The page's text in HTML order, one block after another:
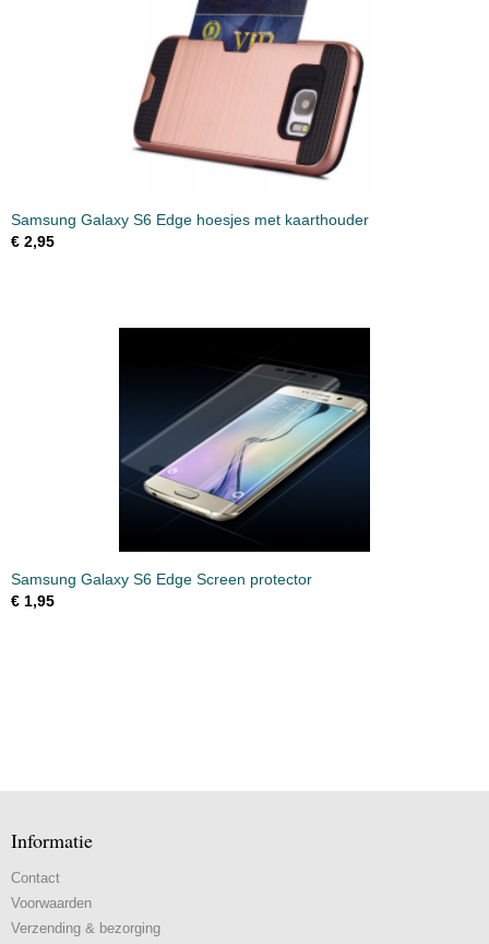
Samsung Galaxy S6 Edge hoesjes met kaarthouder
€ 2,95
Samsung Galaxy S6 Edge Screen protector
€ 1,95
Informatie
Contact
Voorwaarden
Verzending & bezorging